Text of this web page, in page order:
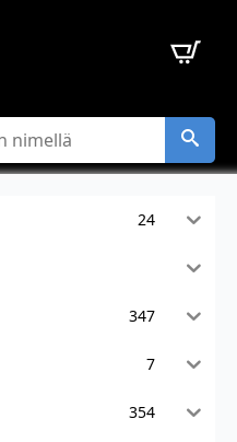
24
347
7
354